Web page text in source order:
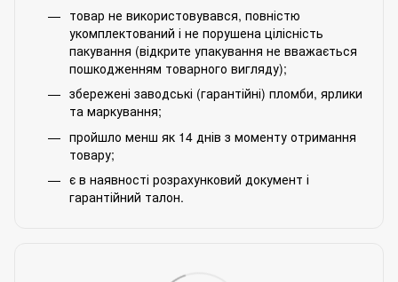
товар не використовувався, повністю
укомплектований і не порушена цілісність
пакування (відкрите упакування не вважається
пошкодженням товарного вигляду);
збережені заводські (гарантійні) пломби, ярлики
та маркування;
пройшло менш як 14 днів з моменту отримання
товару;
є в наявності розрахунковий документ і
гарантійний талон.